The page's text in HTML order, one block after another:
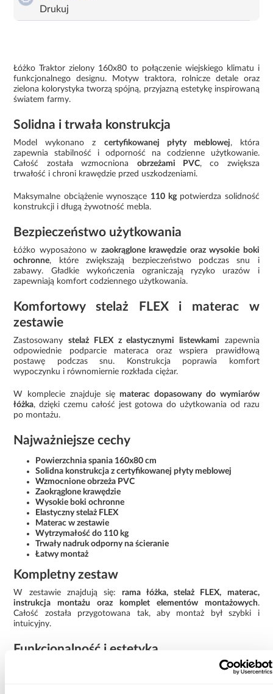
Drukuj
Łóżko Traktor zielony 160x80 to połączenie wiejskiego klimatu i
funkcjonalnego designu. Motyw traktora, rolnicze detale oraz
zielona kolorystyka tworzą spójną, przyjazną estetykę inspirowaną
światem farmy.
Solidna i trwała konstrukcja
Model wykonano z certyfikowanej płyty meblowej, która
zapewnia stabilność i odporność na codzienne użytkowanie.
Całość została wzmocniona obrzeżami PVC, co zwiększa
trwałość i chroni krawędzie przed uszkodzeniami.
Maksymalne obciążenie wynoszące 110 kgpotwierdza solidność
konstrukcji i długą żywotność mebla.
Bezpieczeństwo użytkowania
Łóżko wyposażono w zaokrąglone krawędzie oraz wysokie boki
ochronne, które zwiększają bezpieczeństwo podczas snu i
zabawy. Gładkie wykończenia ograniczają ryzyko urazów i
zapewniają komfort codziennego użytkowania.
Komfortowy stelaż FLEX i materac w
zestawie
Zastosowanystelaż FLEX z elastycznymi listewkami zapewnia
odpowiednie podparcie materaca oraz wspiera prawidłową
postawę podczas snu. Konstrukcja poprawia komfort
wypoczynku i równomiernie rozkłada ciężar.
W komplecie znajduje sięmaterac dopasowany do wymiarów
łóżka, dzięki czemu całość jest gotowa do użytkowania od razu
po montażu.
Najważniejsze cechy
Powierzchnia spania 160x80 cm
Solidna konstrukcja z certyfikowanej płyty meblowej
Wzmocnione obrzeża PVC
Zaokrąglone krawędzie
Wysokie boki ochronne
Elastyczny stelaż FLEX
Materac w zestawie
Wytrzymałość do 110 kg
Trwały nadruk odporny na ścieranie
Łatwy montaż
Kompletny zestaw
W zestawie znajdują się: rama łóżka, stelaż FLEX, materac,
instrukcja montażu oraz komplet elementów montażowych.
Całość została przygotowana tak, aby montaż był szybki i
intuicyjny.
Funkcjonalność i estetyka
Łóżko Traktor zielony 160x80 łączy spokojny, farmowy design z
solidnym wykonaniem i praktycznymi rozwiązaniami. To